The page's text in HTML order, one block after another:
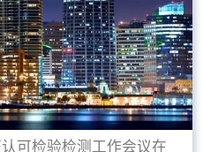
可检验检测工作会议在